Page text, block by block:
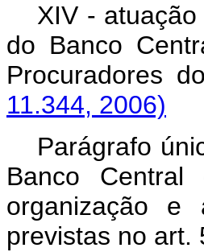
XIV -
do Banco
Procuradores
11.344, 2006)
Parágrafo
Banco
organização e
previstas no art.